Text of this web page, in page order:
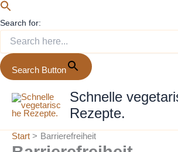
Search for:
Search Button
Inhalt
springen
Schnelle
Rezepte.
Start Barrierefreiheit